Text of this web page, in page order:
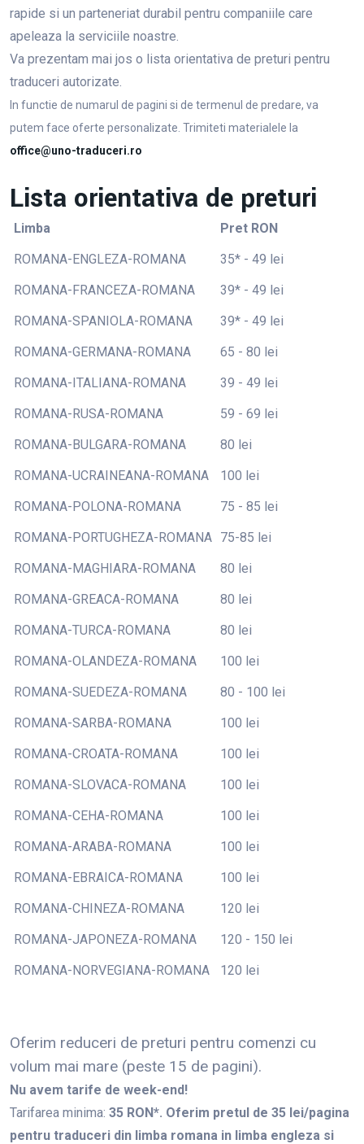
rapide si un parteneriat durabil pentru companiile care
apeleaza la serviciile noastre.
Va prezentam mai jos o lista orientativa de preturi pentru
traduceri autorizate.
In functie de numarul de pagini si de termenul de predare, va
putem face oferte personalizate. Trimiteti materialele la
office@uno-traduceri.ro
Lista orientativa de preturi
Limba
Pret RON
ROMANA-ENGLEZA-ROMANA
35* - 49 lei
ROMANA-FRANCEZA-ROMANA
39* - 49 lei
ROMANA-SPANIOLA-ROMANA
39* - 49 lei
ROMANA-GERMANA-ROMANA
65 - 80 lei
ROMANA-ITALIANA-ROMANA
39 - 49 lei
ROMANA-RUSA-ROMANA
59 - 69 lei
ROMANA-BULGARA-ROMANA
80 lei
ROMANA-UCRAINEANA-ROMANA
100 lei
ROMANA-POLONA-ROMANA
75 - 85 lei
ROMANA-PORTUGHEZA-ROMANA 75-85 lei
ROMANA-MAGHIARA-ROMANA
80 lei
ROMANA-GREACA-ROMANA
80 lei
ROMANA-TURCA-ROMANA
80 lei
ROMANA-OLANDEZA-ROMANA
100 lei
ROMANA-SUEDEZA-ROMANA
80 - 100 lei
ROMANA-SARBA-ROMANA
100 lei
ROMANA-CROATA-ROMANA
100 lei
ROMANA-SLOVACA-ROMANA
100 lei
ROMANA-CEHA-ROMANA
100 lei
ROMANA-ARABA-ROMANA
100 lei
ROMANA-EBRAICA-ROMANA
100 lei
ROMANA-CHINEZA-ROMANA
120 lei
ROMANA-JAPONEZA-ROMANA
120 - 150 lei
ROMANA-NORVEGIANA-ROMANA
120 lei
Oferim reduceri de preturi pentru comenzi cu
volum mai mare (peste 15 de pagini).
Nu avem tarife de week-end!
Tarifarea minima: 35 RON*. Oferim pretul de 35 lei/pagina
pentru traduceri din limba romana in limba engleza si